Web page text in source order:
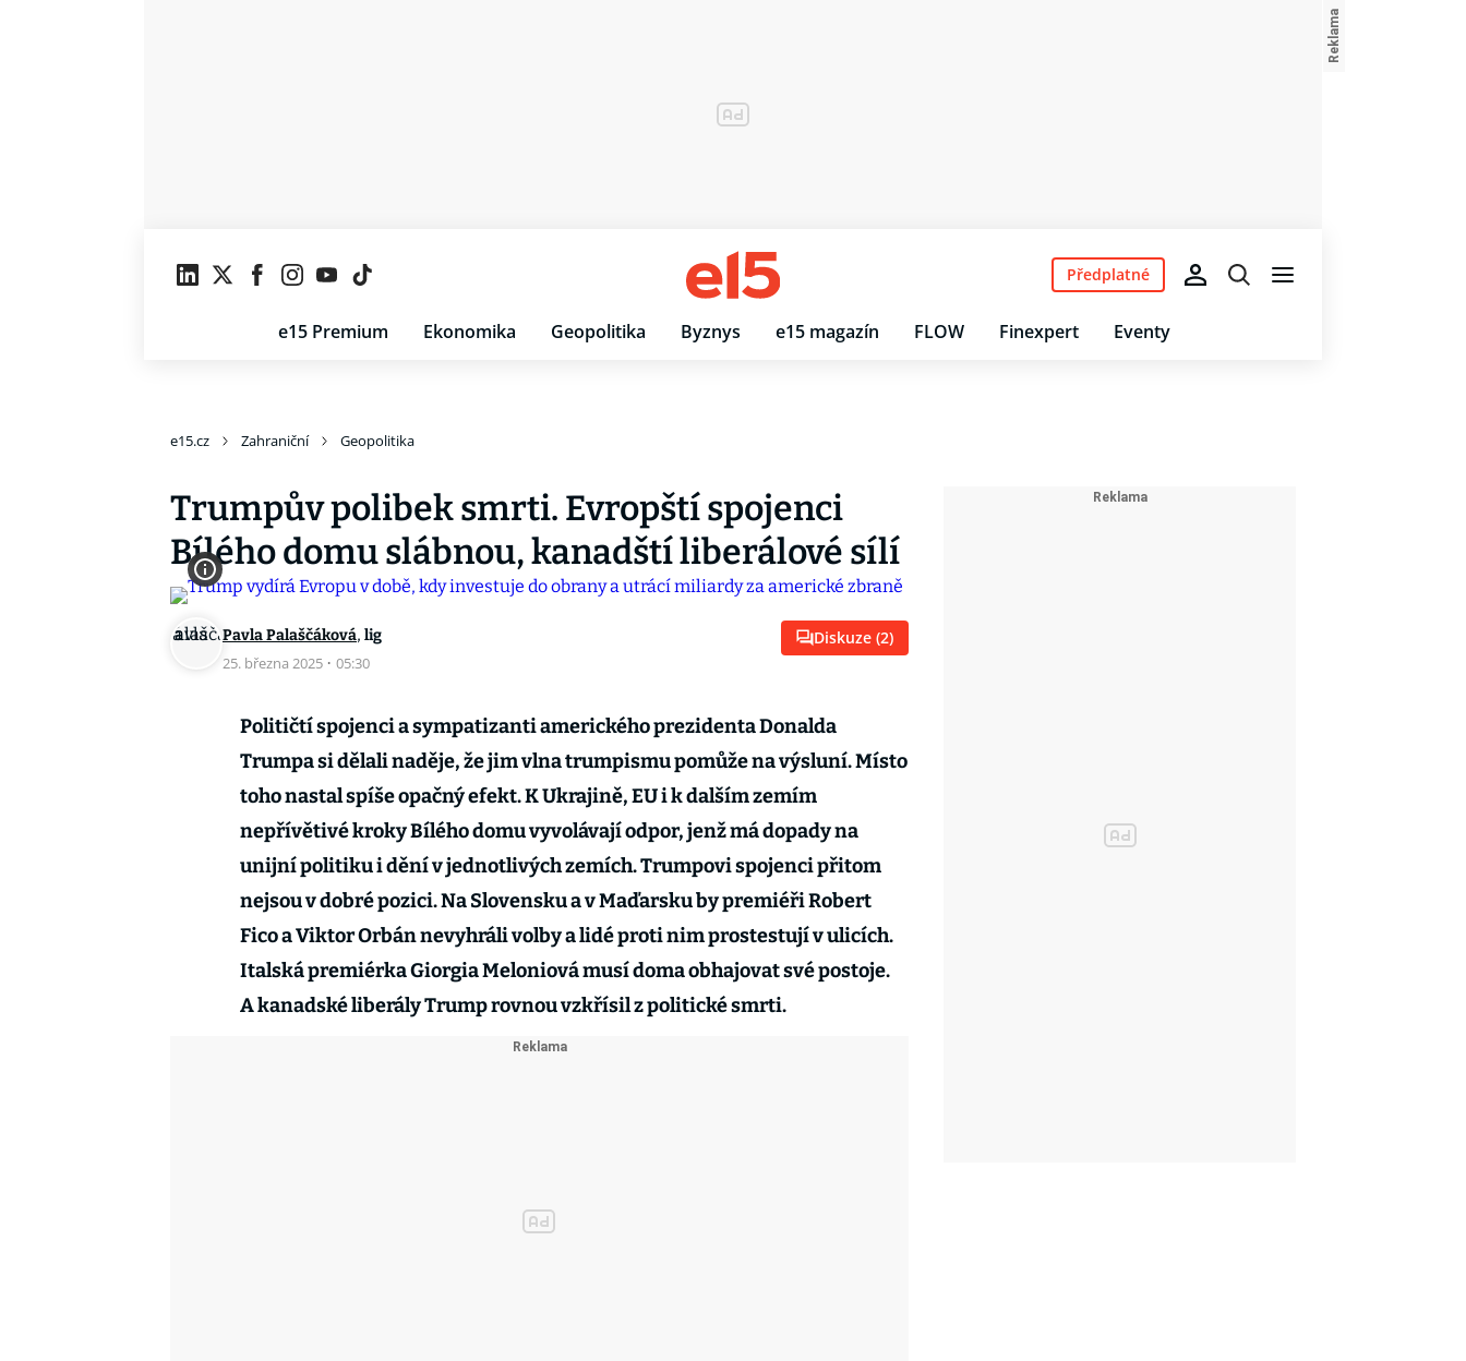
e15 Premium Ekonomika Geopolitika Byznys e15 magazín FLOW Finexpert Eventy
Předplatné
e15.cz Zahraniční Geopolitika
Trumpův polibek smrti. Evropští spojenci
Bílého domu slábnou, kanadští liberálové sílí
Pavla Palaščáková, lig
25. března 2025 · 05:30
Diskuze (2)
Političtí spojenci a sympatizanti amerického prezidenta Donalda
Trumpa si dělali naděje, že jim vlna trumpismu pomůže na výsluní. Místo
toho nastal spíše opačný efekt. K Ukrajině, EU i k dalším zemím
nepřívětivé kroky Bílého domu vyvolávají odpor, jenž má dopady na
unijní politiku i dění v jednotlivých zemích. Trumpovi spojenci přitom
nejsou v dobré pozici. Na Slovensku a v Maďarsku by premiéři Robert
Fico a Viktor Orbán nevyhráli volby a lidé proti nim prostestují v ulicích.
Italská premiérka Giorgia Meloniová musí doma obhajovat své postoje.
A kanadské liberály Trump rovnou vzkřísil z politické smrti.